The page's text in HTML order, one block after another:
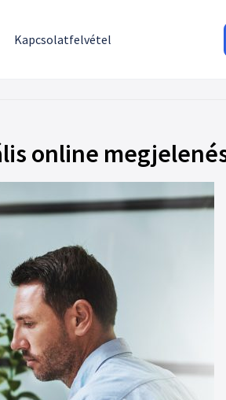
Kapcsolatfelvétel
online